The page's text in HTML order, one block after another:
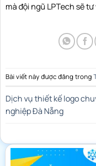
mà đội ngũ LPTech sẽ
Bài viết này được đăng trong
Dịch vụ thiết kế logo
nghiệp Đà Nẵng